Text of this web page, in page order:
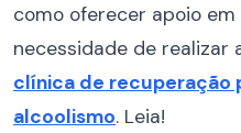
como oferecer apoio
necessidade de realizar
clínica de recuperação
alcoolismo. Leia!